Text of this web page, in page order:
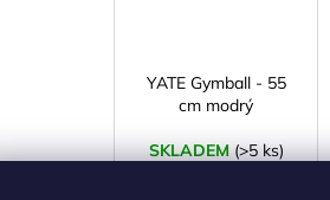
YATE Gymball - 55
cm modrý
SKLADEM(>5 ks)